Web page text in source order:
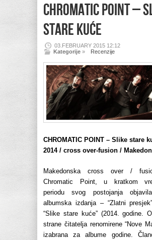
CHROMATIC POINT –
stare kuće
03.FEBRUARY 2015 12:12
Kategorije » Recenzije
CHROMATIC POINT – Slike stare
2014 / cross over-fusion /
Makedonska cross over /
Chromatic Point, u kratkom
periodu svog postojanja
albumska izdanja – “Zlatni
“Slike stare kuće” (2014. godine.
strane čitatelja renomirene “Nove
izabrana za albume godine.